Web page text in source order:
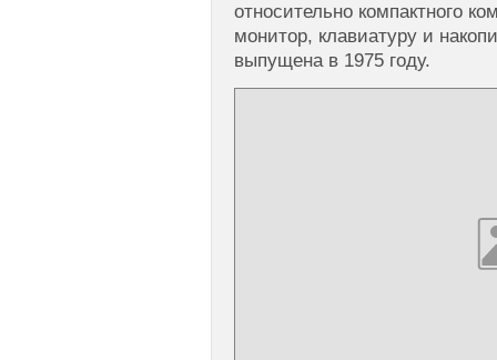
относительно компактного
монитор, клавиатуру и
выпущена в 1975 году.